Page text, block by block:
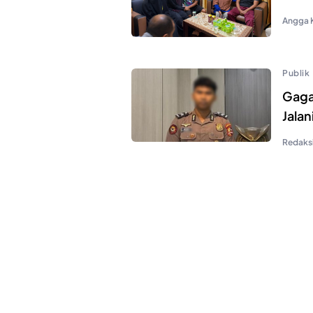
Angga
Publik
Redaksi